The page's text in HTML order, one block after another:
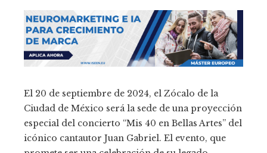
El 20 de septiembre de 2024, el Zócalo de la
Ciudad de México será la sede de una proyección
especial del concierto “Mis 40 en Bellas Artes” del
icónico cantautor Juan Gabriel. El evento, que